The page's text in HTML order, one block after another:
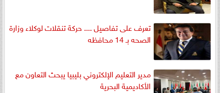
تعرف على تفاصيل .... حركة تنقلات لوكلاء وزارة
الصحه بـ 14 محافظه
مدير التعليم الإلكتروني بليبيا يبحث التعاون مع
الأكاديمية البحرية